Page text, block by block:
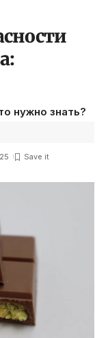
нужно знать?